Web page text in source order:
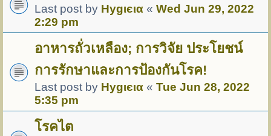
Last post by Hуgιєια « Wed Jun 29, 2022
2:29 pm
อาหารถั่วเหลือง; การวิจัย ประโยชน์
การรักษาและการป้องกันโรค!
Last post by Hуgιєια « Tue Jun 28, 2022
5:35 pm
โรคไต